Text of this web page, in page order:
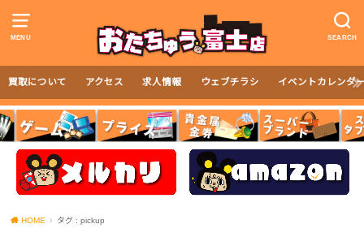
MENU SEARCH
買取について アクセス 求人情報 ウェブチラシ イベントカレンダ
HOME タグ : pickup